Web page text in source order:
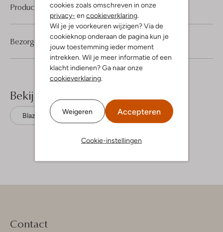
cookies zoals omschreven in onze
privacy- en cookieverklaring.
Wil je je voorkeuren wijzigen? Via de
cookieknop onderaan de pagina kun je
jouw toestemming ieder moment
intrekken. Wil je meer informatie of een
klacht indienen? Ga naar onze
cookieverklaring.
Weigeren Accepteren
Cookie-instellingen
Product informatie
Bezorgen & retourneren
Bekijk meer
Blazers Liu Jo Polyester
Contact